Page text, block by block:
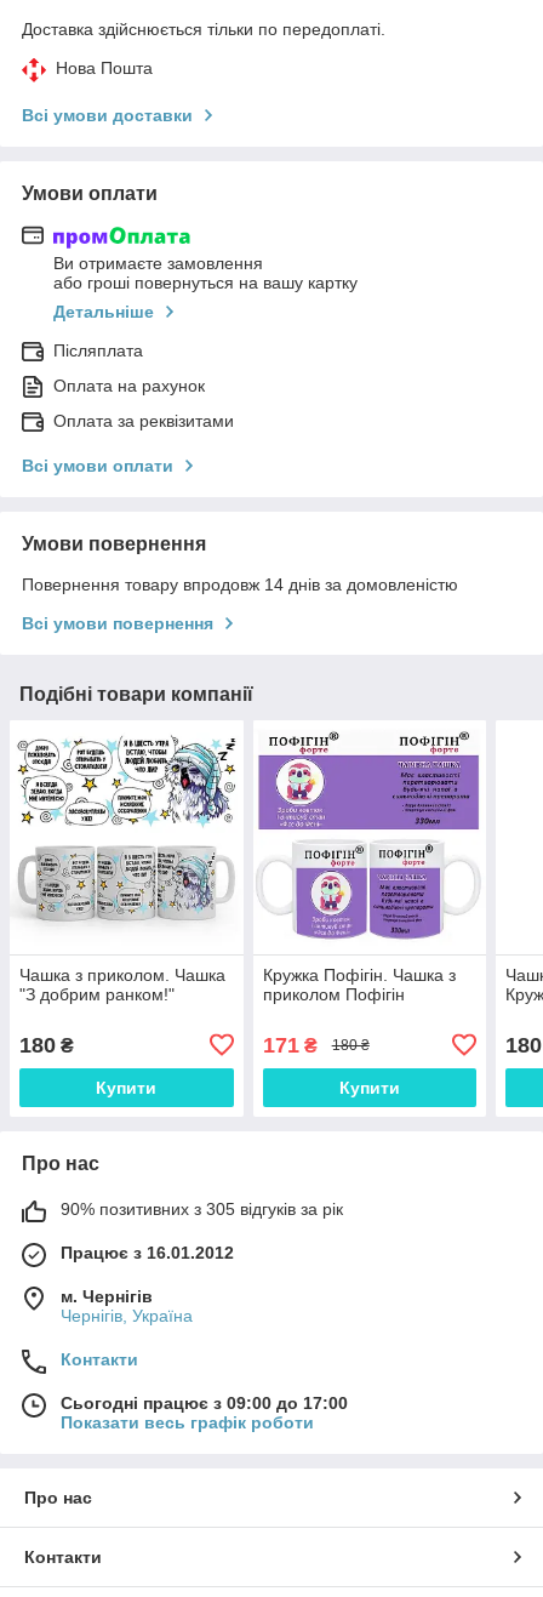
Доставка здійснюється тільки по передоплаті.
Нова Пошта
Всі умови доставки
Умови оплати
Ви отримаєте замовлення
або гроші повернуться на вашу картку
Детальніше
Післяплата
Оплата на рахунок
Оплата за реквізитами
Всі умови оплати
Умови повернення
Повернення товару впродовж 14 днів за домовленістю
Всі умови повернення
Подібні товари компанії
Чашка з приколом. Чашка
"З добрим ранком!"
180 ₴
Купити
Кружка Пофігін. Чашка з
приколом Пофігін
171₴ 180 ₴
Купити
180
Про нас
90% позитивних з 305 відгуків за рік
Працює з 16.01.2012
м. Чернігів
Чернігів, Україна
Контакти
Сьогодні працює з 09:00 до 17:00
Показати весь графік роботи
Про нас
Контакти